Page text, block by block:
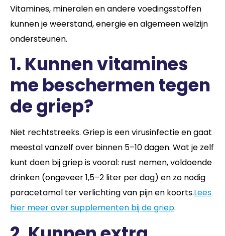
Vitamines, mineralen en andere voedingsstoffen
kunnen je weerstand, energie en algemeen welzijn
ondersteunen.
1. Kunnen vitamines
me beschermen tegen
de griep?
Niet rechtstreeks. Griep is een virusinfectie en gaat
meestal vanzelf over binnen 5–10 dagen. Wat je zelf
kunt doen bij griep is vooral: rust nemen, voldoende
drinken (ongeveer 1,5–2 liter per dag) en zo nodig
paracetamol ter verlichting van pijn en koorts.Lees
hier meer over supplementen bij de griep.